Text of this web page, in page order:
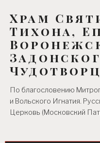
content
Храм
Тихона,
По благословению
и Вольского Игнатия.
Церковь (Московский